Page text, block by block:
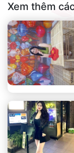
Xem thêm